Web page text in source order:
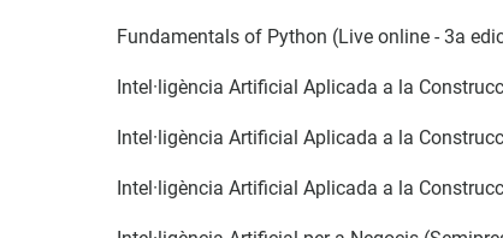
Fundamentals of Python (Live online - 3a
Intel·ligència Artificial Aplicada a la
Intel·ligència Artificial Aplicada a la
Intel·ligència Artificial Aplicada a la